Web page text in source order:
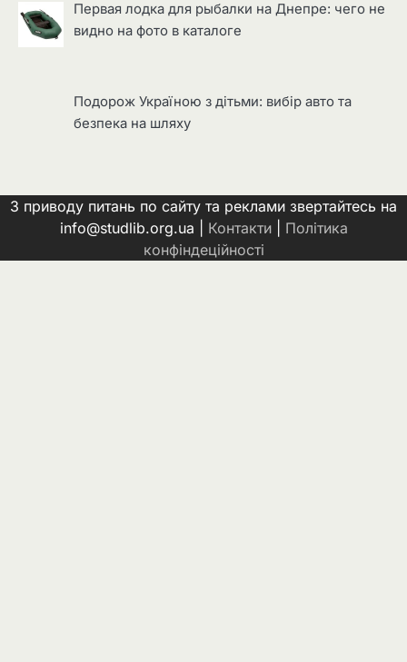
Первая лодка для рыбалки на Днепре: чего не
видно на фото в каталоге
Подорож Україною з дітьми: вибір авто та
безпека на шляху
З приводу питань по сайту та реклами звертайтесь на
info@studlib.org.ua | Контакти| Політика
конфіндеційності